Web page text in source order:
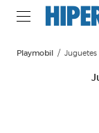
Playmobil Juguetes